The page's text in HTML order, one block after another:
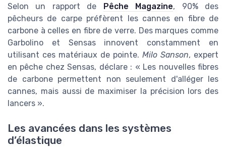
Selon un rapport de
Pêche Magazine, 90% des
pêcheurs de carpe préfèrent les cannes en fibre de
carbone à celles en fibre de verre. Des marques comme
Garbolino et Sensas innovent constamment en
utilisant ces matériaux de pointe. Milo Sanson, expert
en pêche chez Sensas, déclare : « Les nouvelles fibres
de carbone permettent non seulement d'alléger les
cannes, mais aussi de maximiser la précision lors des
lancers ».
Les avancées dans les systèmes
d’élastique